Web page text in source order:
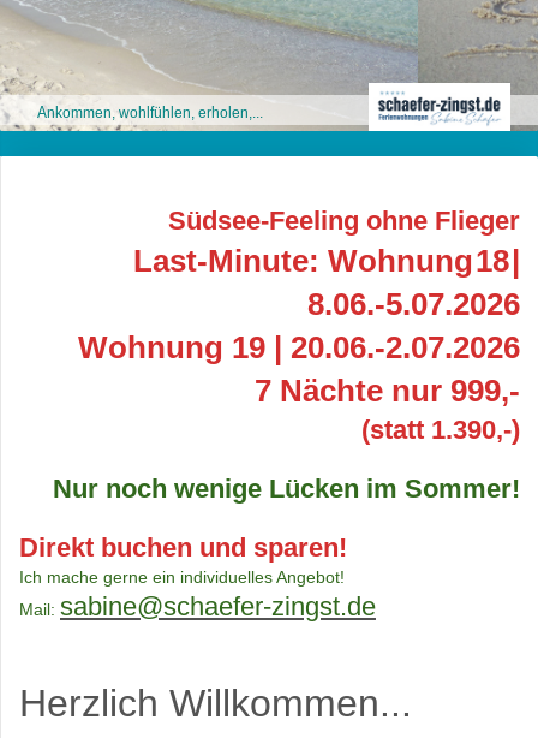
Ankommen, wohlfühlen, erholen,...
Südsee-Feeling ohne Flieger
Last-Minute: Wohnung18|
8.06.-5.07.2026
Wohnung 19 | 20.06.-2.07.2026
7 Nächte nur 999,-
(statt 1.390,-)
Nur noch wenige Lücken im Sommer!
Direkt buchen und sparen!
Ich mache gerne ein individuelles Angebot!
Mail: sabine@schaefer-zingst.de
Herzlich Willkommen...